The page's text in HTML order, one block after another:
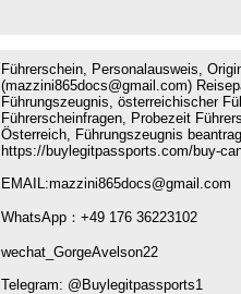
Führerschein, Personalausweis,
(mazzini865docs@gmail.com)
Führungszeugnis, österreichischer
Führerscheinfragen, Probezeit
Österreich, Führungszeugnis
https://buylegitpassports.com/buy-
EMAIL:mazzini865docs@gmail.com
WhatsApp：+49 176 36223102
wechat_GorgeAvelson22
Telegram: @Buylegitpassports1